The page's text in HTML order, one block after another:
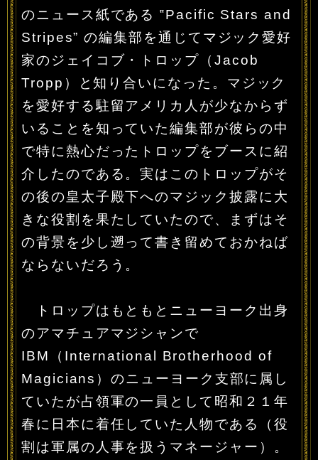
のニュース紙である ‟Pacific Stars and
Stripes” の編集部を通じてマジック愛好
家のジェイコブ・トロップ（Jacob
Tropp）と知り合いになった。マジック
を愛好する駐留アメリカ人が少なからず
いることを知っていた編集部が彼らの中
で特に熱心だったトロップをブースに紹
介したのである。実はこのトロップがそ
の後の皇太子殿下へのマジック披露に大
きな役割を果たしていたので、まずはそ
の背景を少し遡って書き留めておかねば
ならないだろう。
トロップはもともとニューヨーク出身
のアマチュアマジシャンで
IBM（International Brotherhood of
Magicians）のニューヨーク支部に属し
ていたが占領軍の一員として昭和２１年
春に日本に着任していた人物である（役
割は軍属の人事を扱うマネージャー）。